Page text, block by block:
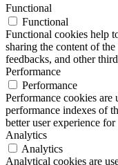
Functional
Functional
Functional cookies help
sharing the content of
feedbacks, and other
Performance
Performance
Performance cookies are
performance indexes of
better user experience
Analytics
Analytics
Analytical cookies are